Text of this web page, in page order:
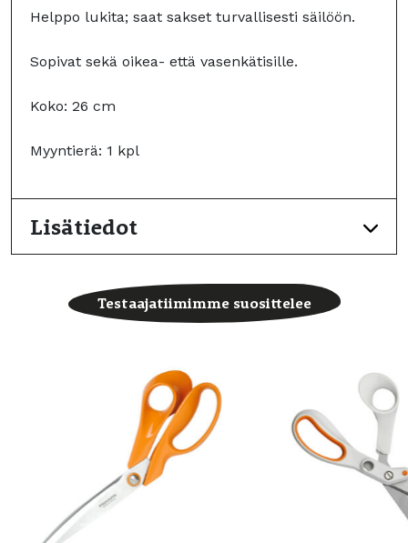
Helppo lukita; saat sakset turvallisesti säilöön.
Sopivat sekä oikea- että vasenkätisille.
Koko: 26 cm
Myyntierä: 1 kpl
Lisätiedot
Testaajatiimimme suosittelee